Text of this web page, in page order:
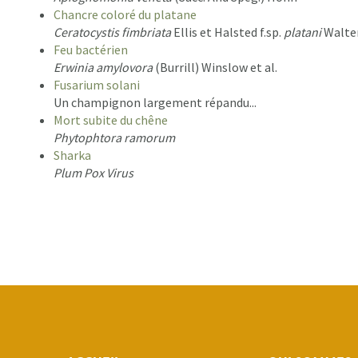
Chancre coloré du platane
Ceratocystis fimbriataEllis et Halsted f.sp. platani
Feu bactérien
Erwinia amylovora(Burrill) Winslow et al.
Fusarium solani
Un champignon largement répandu...
Mort subite du chêne
Phytophtora ramorum
Sharka
Plum Pox Virus